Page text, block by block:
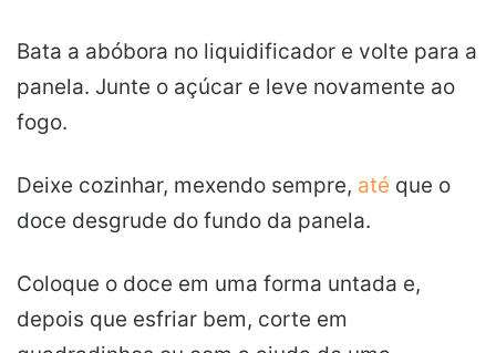
Bata a abóbora no liquidificador e volte para a
panela. Junte o açúcar e leve novamente ao
fogo.
Deixe cozinhar, mexendo sempre, até que o
doce desgrude do fundo da panela.
Coloque o doce em uma forma untada e,
depois que esfriar bem, corte em